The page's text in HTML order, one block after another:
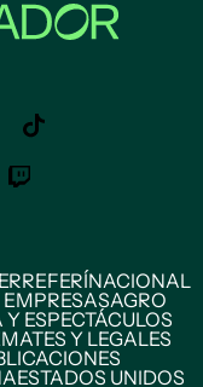
REFERÍNACIONAL
AGRO
ESPECTÁCULOS
Y LEGALES
ESTADOS UNIDOS